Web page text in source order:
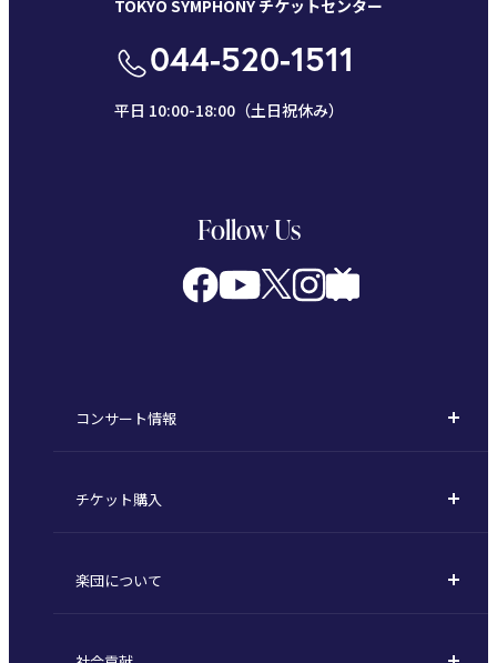
TOKYO SYMPHONY チケットセンター
044-520-1511
平日 10:00-18:00（土日祝休み）
Follow Us
コンサート情報
定期演奏会
東京オペラシティシリーズ
チケット購入
定期会員券 / セット券
楽団について